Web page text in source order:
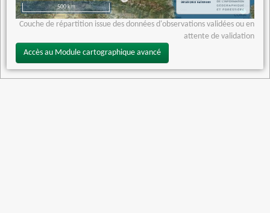
500 km
Couche de répartition issue des données d'observations validées ou en
attente de validation
Accès au Module cartographique avancé